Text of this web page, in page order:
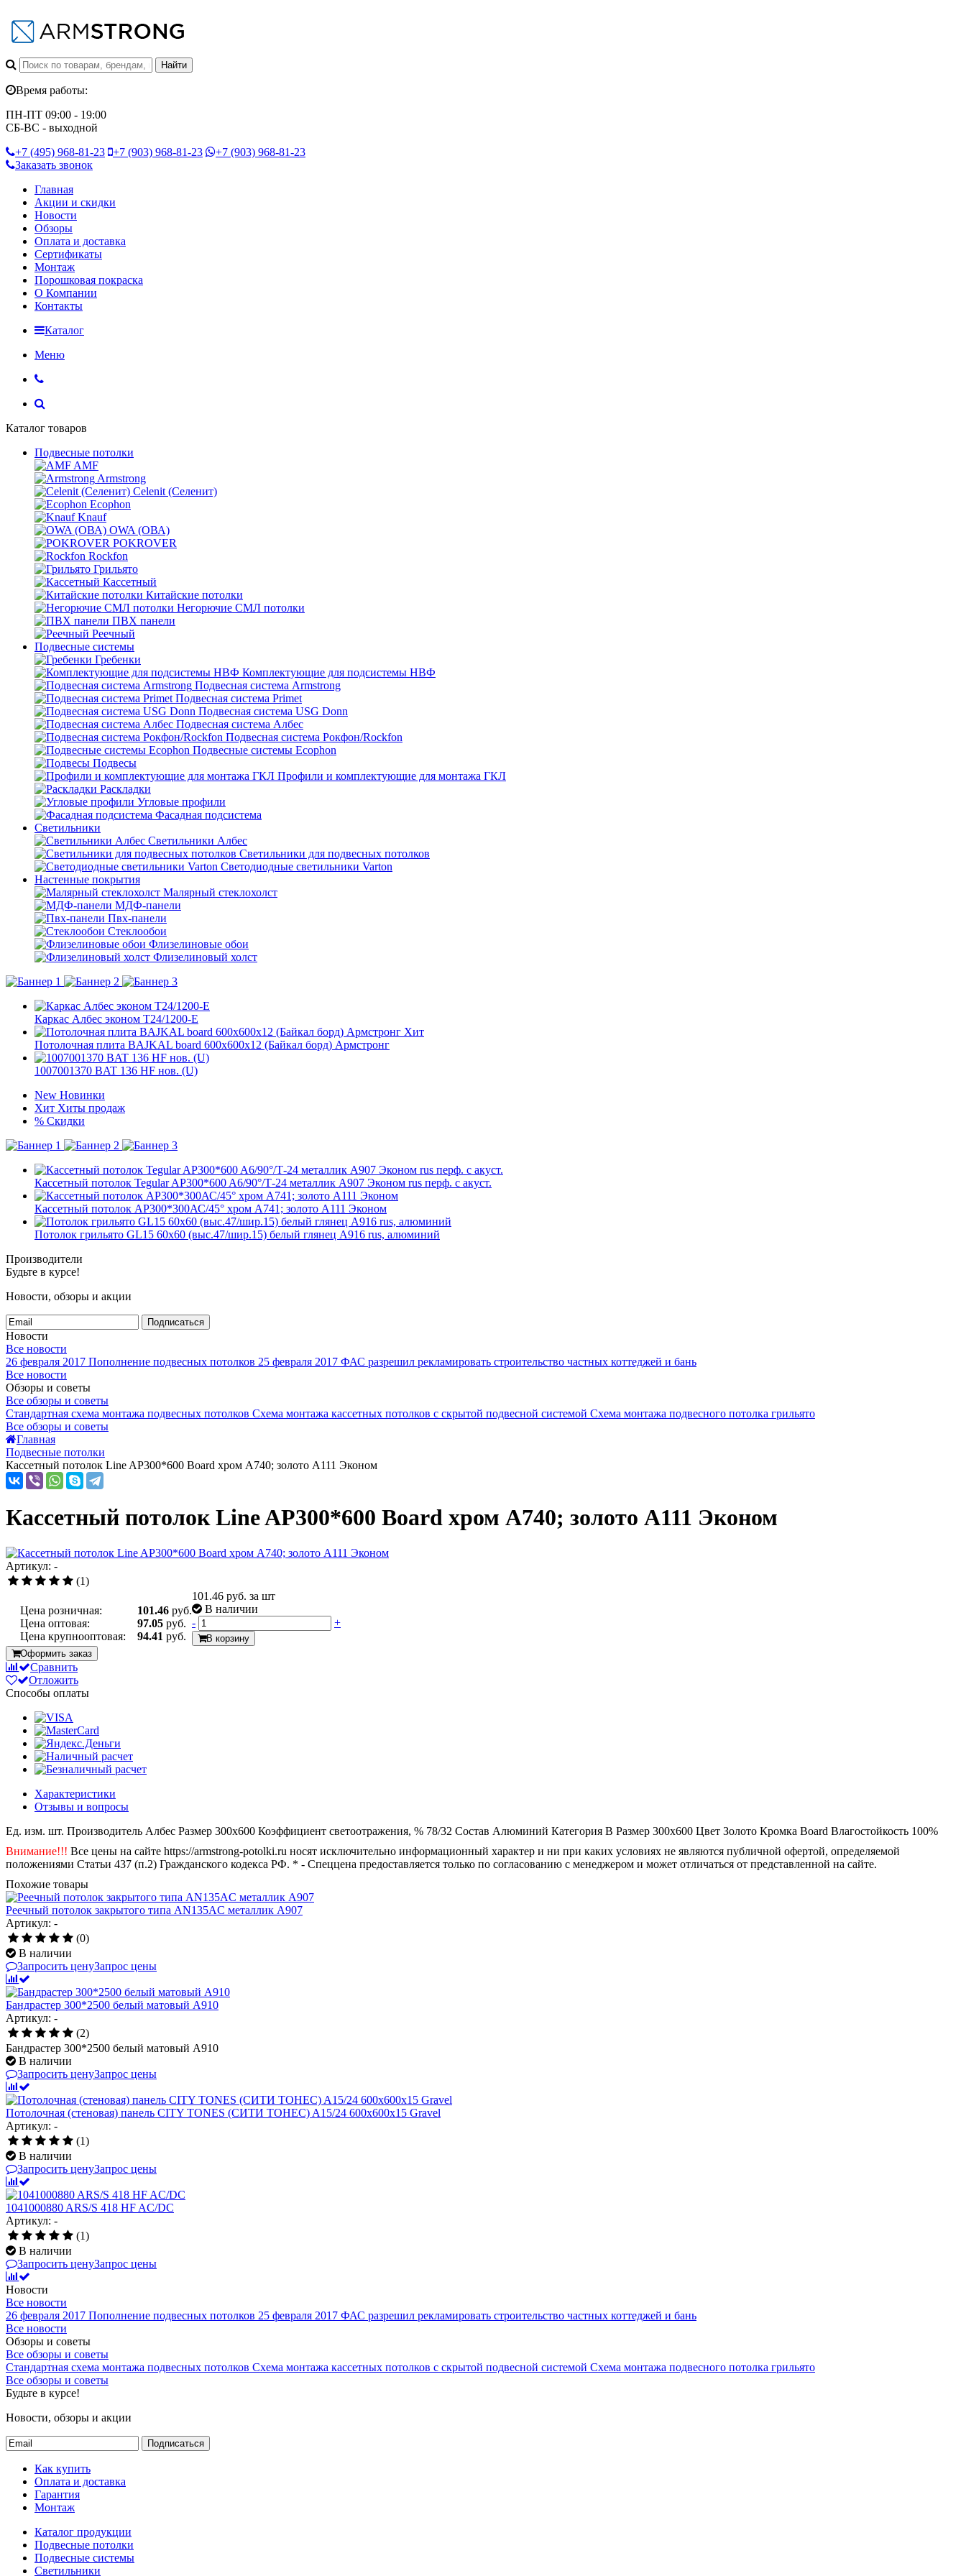
Время работы:
ПН-ПТ 09:00 - 19:00
СБ-ВС - выходной
+7 (495) 968-81-23 +7 (903) 968-81-23 +7 (903) 968-81-23
Заказать звонок
Главная
Акции и скидки
Новости
Обзоры
Оплата и доставка
Сертификаты
Монтаж
Порошковая покраска
О Компании
Контакты
Каталог
Меню
Каталог товаров
Подвесные потолки
AMF
Armstrong
Celenit (Селенит)
Ecophon
Knauf
OWA (ОВА)
POKROVER
Rockfon
Грильято
Кассетный
Китайские потолки
Негорючие СМЛ потолки
ПВХ панели
Реечный
Подвесные системы
Гребенки
Комплектующие для подсистемы НВФ
Подвесная система Armstrong
Подвесная система Primet
Подвесная система USG Donn
Подвесная система Албес
Подвесная система Рокфон/Rockfon
Подвесные системы Ecophon
Подвесы
Профили и комплектующие для монтажа ГКЛ
Раскладки
Угловые профили
Фасадная подсистема
Светильники
Светильники Албес
Светильники для подвесных потолков
Светодиодные светильники Varton
Настенные покрытия
Малярный стеклохолст
МДФ-панели
Пвх-панели
Стеклообои
Флизелиновые обои
Флизелиновый холст
Каркас Албес эконом T24/1200-Е
Хит
Потолочная плита BAJKAL board 600x600x12 (Байкал борд) Армстронг
1007001370 BAT 136 HF нов. (U)
New Новинки
Хит Хиты продаж
% Скидки
Кассетный потолок Tegular AP300*600 A6/90°/Т-24 металлик А907 Эконом rus перф. с акуст.
Кассетный потолок AP300*300АС/45° хром А741; золото А111 Эконом
Потолок грильято GL15 60х60 (выс.47/шир.15) белый глянец А916 rus, алюминий
Производители
Будьте в курсе!
Новости, обзоры и акции
Подписаться
Новости
Все новости
26 февраля 2017 Пополнение подвесных потолков 25 февраля 2017 ФАС разрешил рекламировать строительство частных коттеджей и бань
Все новости
Обзоры и советы
Все обзоры и советы
Стандартная схема монтажа подвесных потолков Схема монтажа кассетных потолков с скрытой подвесной системой Схема монтажа подвесного потолка грильято
Все обзоры и советы
Главная
Подвесные потолки
Кассетный потолок Line AP300*600 Board хром А740; золото А111 Эконом
Кассетный потолок Line AP300*600 Board хром А740; золото А111 Эконом
Артикул: -
(1)
Цена розничная: 101.46 руб.
Цена оптовая:
97.05 руб.
Цена крупнооптовая:
94.41 руб.
101.46 руб. за шт
В наличии
-
+
В корзину
Оформить заказ
Сравнить
Отложить
Способы оплаты
Характеристики
Отзывы и вопросы
Ед. изм. шт. Производитель Албес Размер 300x600 Коэффициент светоотражения, % 78/32 Состав Алюминий Категория B Размер 300x600 Цвет Золото Кромка Board Влагостойкость 100%
Внимание!!! Все цены на сайте https://armstrong-potolki.ru носят исключительно информационный характер и ни при каких условиях не являются публичной офертой, определяемой
положениями Статьи 437 (п.2) Гражданского кодекса РФ. * - Спеццена предоставляется только по согласованию с менеджером и может отличаться от представленной на сайте.
Похожие товары
Реечный потолок закрытого типа AN135AС металлик А907
Артикул: -
(0)
В наличии
Запросить ценуЗапрос цены
Бандрастер 300*2500 белый матовый А910
Артикул: -
(2)
Бандрастер 300*2500 белый матовый А910
В наличии
Запросить ценуЗапрос цены
Потолочная (стеновая) панель CITY TONES (CИТИ ТОНЕС) A15/24 600x600x15 Gravel
Артикул: -
(1)
В наличии
Запросить ценуЗапрос цены
1041000880 ARS/S 418 HF AC/DC
Артикул: -
(1)
В наличии
Запросить ценуЗапрос цены
Новости
Все новости
26 февраля 2017 Пополнение подвесных потолков 25 февраля 2017 ФАС разрешил рекламировать строительство частных коттеджей и бань
Все новости
Обзоры и советы
Все обзоры и советы
Стандартная схема монтажа подвесных потолков Схема монтажа кассетных потолков с скрытой подвесной системой Схема монтажа подвесного потолка грильято
Все обзоры и советы
Будьте в курсе!
Новости, обзоры и акции
Подписаться
Как купить
Оплата и доставка
Гарантия
Монтаж
Каталог продукции
Подвесные потолки
Подвесные системы
Светильники